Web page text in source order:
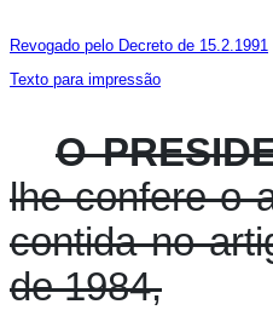
Revogado pelo Decreto de 15.2.1991
Texto para impressão
O
lhe confere o
contida no
de 1984,